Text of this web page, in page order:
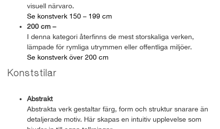
visuell närvaro.
Se konstverk 150 – 199 cm
200 cm –
I denna kategori återfinns de mest storskaliga verken,
lämpade för rymliga utrymmen eller offentliga miljöer.
Se konstverk över 200 cm
Konststilar
Abstrakt
Abstrakta verk gestaltar färg, form och struktur snarare än
detaljerade motiv. Här skapas en intuitiv upplevelse som